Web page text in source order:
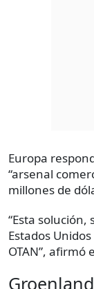
Europa
“arsenal
millones de
“Esta
Estados
OTAN”,